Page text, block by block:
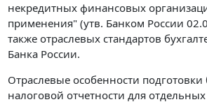
некредитных финансовых
применения" (утв. Банком России
также отраслевых стандартов
Банка России.
Отраслевые особенности подготовки
налоговой отчетности для